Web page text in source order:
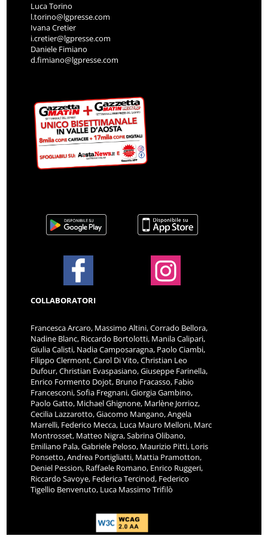
Luca Torino
l.torino@lgpresse.com
Ivana Cretier
i.cretier@lgpresse.com
Daniele Fimiano
d.fimiano@lgpresse.com
COLLABORATORI
Francesca Arcaro, Massimo Altini, Corrado Bellora,
Nadine Blanc, Riccardo Bortolotti, Manila Calipari,
Giulia Calisti, Nadia Camposaragna, Paolo Ciambi,
Filippo Clermont, Carol Di Vito, Christian Leo
Dufour, Christian Evaspasiano, Giuseppe Farinella,
Enrico Formento Dojot, Bruno Fracasso, Fabio
Francesconi, Sofia Fregnani, Giorgia Gambino,
Paolo Gatto, Michael Ghignone, Marlène Jorrioz,
Cecilia Lazzarotto, Giacomo Mangano, Angela
Marrelli, Federico Mecca, Luca Mauro Melloni, Marc
Montrosset, Matteo Nigra, Sabrina Olibano,
Emiliano Pala, Gabriele Peloso, Maurizio Pitti, Loris
Ponsetto, Andrea Portigliatti, Mattia Pramotton,
Deniel Pession, Raffaele Romano, Enrico Ruggeri,
Riccardo Savoye, Federica Tercinod, Federico
Tigellio Benvenuto, Luca Massimo Trifilò